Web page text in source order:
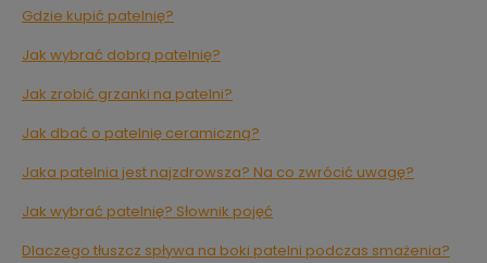
Gdzie kupić patelnię?
Jak wybrać dobrą patelnię?
Jak zrobić grzanki na patelni?
Jak dbać o patelnię ceramiczną?
Jaka patelnia jest najzdrowsza? Na co zwrócić uwagę?
Jak wybrać patelnię? Słownik pojęć
Dlaczego tłuszcz spływa na boki patelni podczas smażenia?